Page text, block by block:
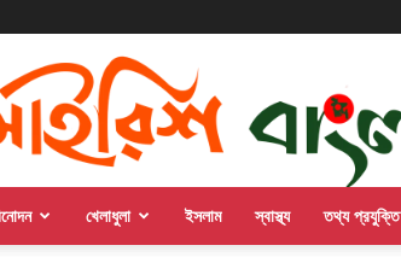
খেলাধুলা ইসলাম স্বাস্থ্য তথ্য প্রযুক্তি